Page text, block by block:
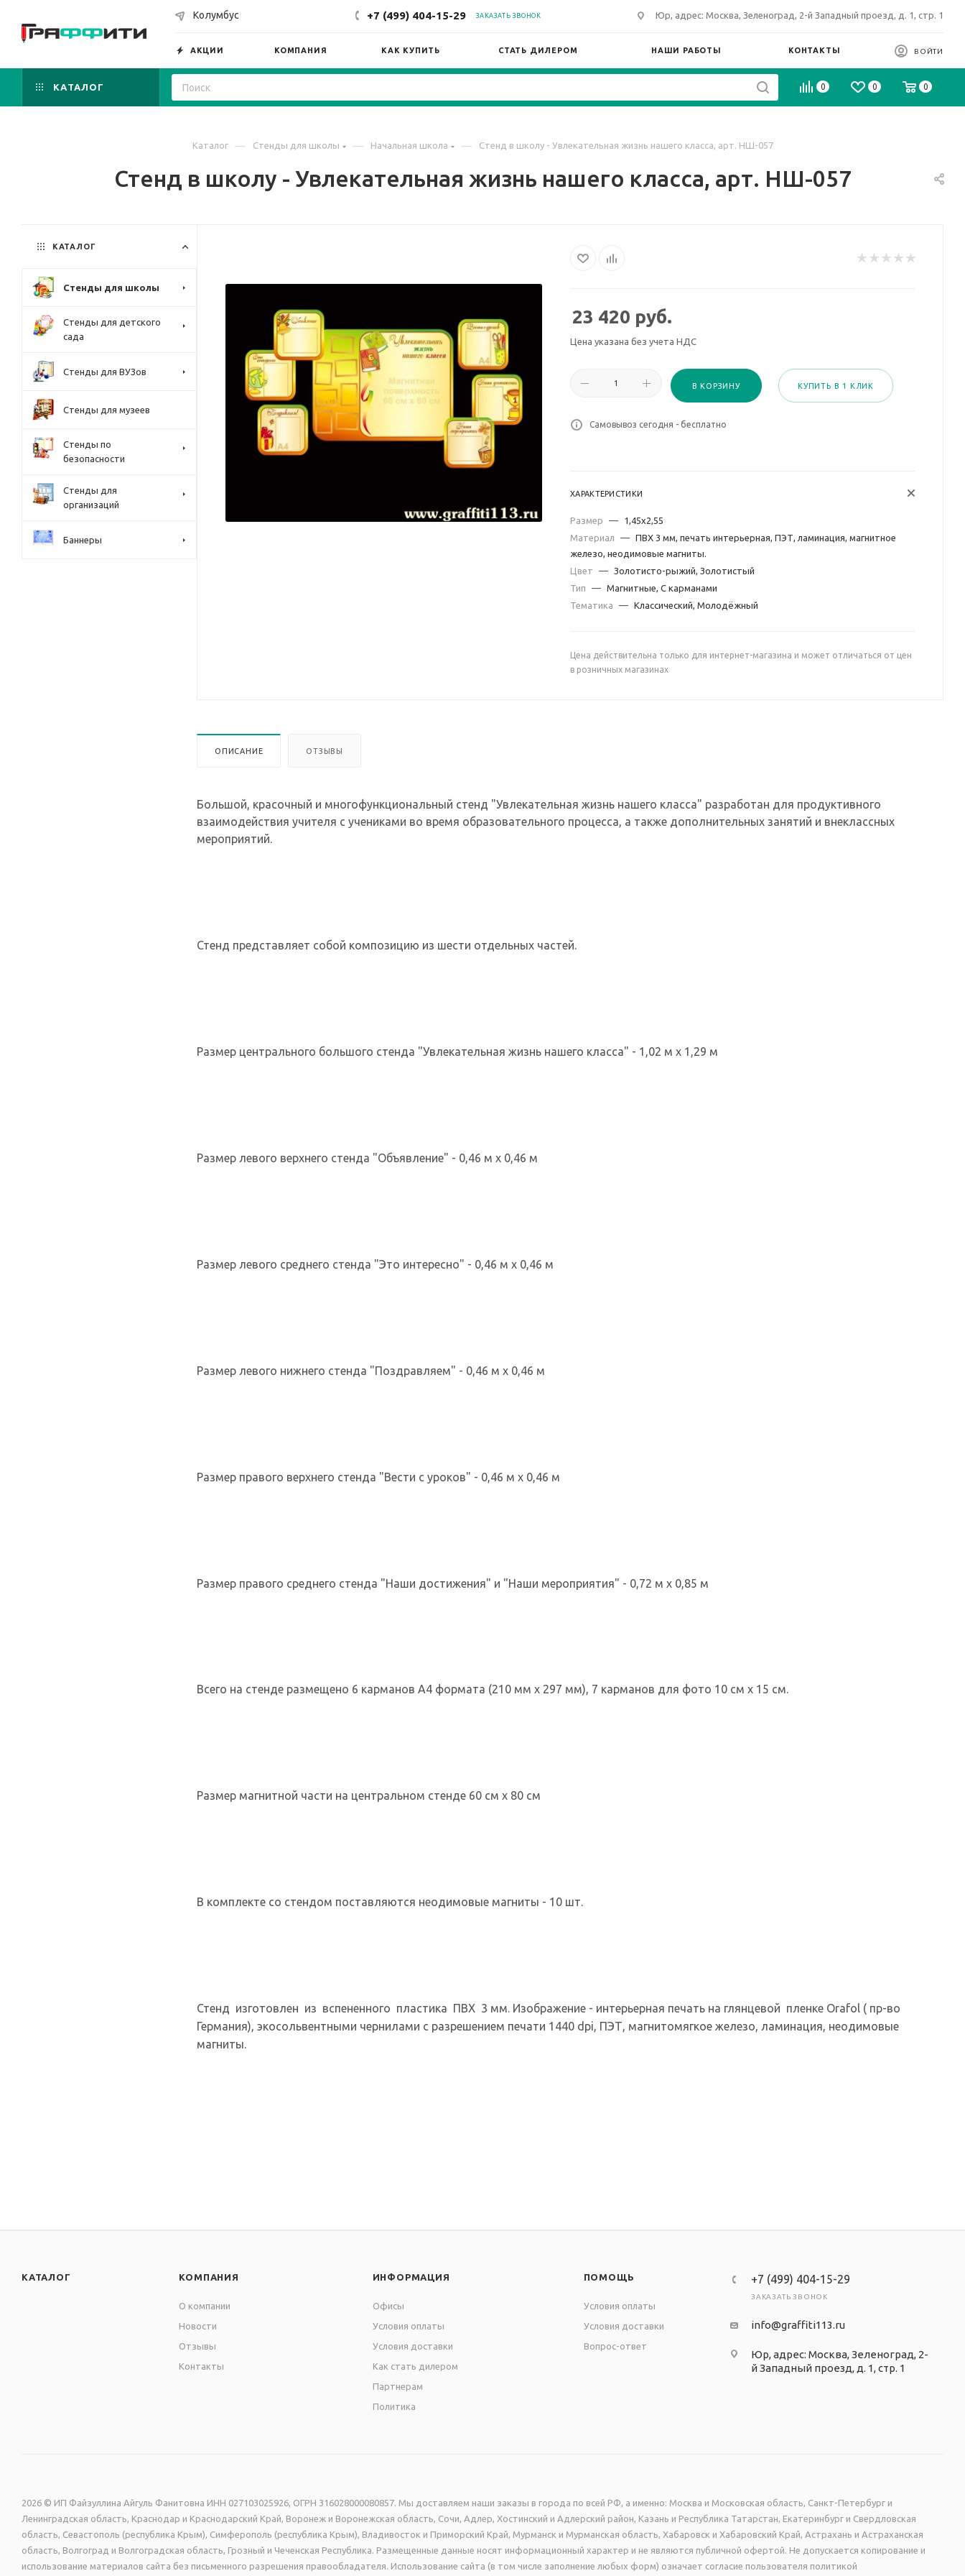
Колумбус +7 (499) 404-15-29 ЗАКАЗАТЬ ЗВОНОК Юр, адрес: Москва, Зеленоград, 2-й Западный проезд, д. 1, стр. 1
АКЦИИ КОМПАНИЯ КАК КУПИТЬ СТАТЬ ДИЛЕРОМ НАШИ РАБОТЫ КОНТАКТЫ ВОЙТИ
КАТАЛОГ 0 0 0
Каталог — Стенды для школы — Начальная школа — Стенд в школу - Увлекательная жизнь нашего класса, арт. НШ-057
Стенд в школу - Увлекательная жизнь нашего класса, арт. НШ-057
23 420 руб.
Цена указана без учета НДС
В КОРЗИНУ КУПИТЬ В 1 КЛИК
Самовывоз сегодня - бесплатно
ХАРАКТЕРИСТИКИ
Размер —
1,45х2,55
Материал
— ПВХ 3 мм, печать интерьерная, ПЭТ, ламинация, магнитное
железо, неодимовые магниты.
Цвет
— Золотисто-рыжий, Золотистый
Тип
— Магнитные, С карманами
Тематика
— Классический, Молодёжный
Цена действительна только для интернет-магазина и может отличаться от цен
в розничных магазинах
ОПИСАНИЕ ОТЗЫВЫ
Большой, красочный и многофункциональный стенд "Увлекательная жизнь нашего класса" разработан для продуктивного
взаимодействия учителя с учениками во время образовательного процесса, а также дополнительных занятий и внеклассных
мероприятий.
Стенд представляет собой композицию из шести отдельных частей.
Размер центрального большого стенда "Увлекательная жизнь нашего класса" - 1,02 м х 1,29 м
Размер левого верхнего стенда "Объявление" - 0,46 м х 0,46 м
Размер левого среднего стенда "Это интересно" - 0,46 м х 0,46 м
Размер левого нижнего стенда "Поздравляем" - 0,46 м х 0,46 м
Размер правого верхнего стенда "Вести с уроков" - 0,46 м х 0,46 м
Размер правого среднего стенда "Наши достижения" и "Наши мероприятия" - 0,72 м х 0,85 м
Всего на стенде размещено 6 карманов А4 формата (210 мм х 297 мм), 7 карманов для фото 10 см х 15 см.
Размер магнитной части на центральном стенде 60 см х 80 см
В комплекте со стендом поставляются неодимовые магниты - 10 шт.
Стенд изготовлен из вспененного пластика ПВХ 3 мм. Изображение - интерьерная печать на глянцевой пленке Orafol ( пр-во
Германия), экосольвентными чернилами с разрешением печати 1440 dpi, ПЭТ, магнитомягкое железо, ламинация, неодимовые
магниты.
КАТАЛОГ
Стенды для школы
Стенды для детского
сада
Стенды для ВУЗов
Стенды для музеев
Стенды по
безопасности
Стенды для
организаций
Баннеры
КАТАЛОГ КОМПАНИЯ
О компании
Новости
Отзывы
Контакты
ИНФОРМАЦИЯ
Офисы
Условия оплаты
Условия доставки
Как стать дилером
Партнерам
Политика
ПОМОЩЬ
Условия оплаты
Условия доставки
Вопрос-ответ
+7 (499) 404-15-29
ЗАКАЗАТЬ ЗВОНОК
info@graffiti113.ru
Юр, адрес: Москва, Зеленоград, 2-
й Западный проезд, д. 1, стр. 1
2026 © ИП Файзуллина Айгуль Фанитовна ИНН 027103025926, ОГРН 316028000080857. Мы доставляем наши заказы в города по всей РФ, а именно: Москва и Московская область, Санкт-Петербург и
Ленинградская область, Краснодар и Краснодарский Край, Воронеж и Воронежская область, Сочи, Адлер, Хостинский и Адлерский район, Казань и Республика Татарстан, Екатеринбург и Свердловская
область, Севастополь (республика Крым), Симферополь (республика Крым), Владивосток и Приморский Край, Мурманск и Мурманская область, Хабаровск и Хабаровский Край, Астрахань и Астраханская
область, Волгоград и Волгоградская область, Грозный и Чеченская Республика. Размещенные данные носят информационный характер и не являются публичной офертой. Не допускается копирование и
использование материалов сайта без письменного разрешения правообладателя. Использование сайта (в том числе заполнение любых форм) означает согласие пользователя политикой